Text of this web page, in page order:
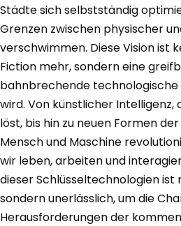
Städte sich selbstständig
Grenzen zwischen physischer
verschwimmen. Diese Vision ist
Fiction mehr, sondern eine
bahnbrechende
wird. Von künstlicher
löst, bis hin zu neuen Formen
Mensch und Maschine
wir leben, arbeiten und
dieser Schlüsseltechnologien ist
sondern unerlässlich, um die
Herausforderungen der